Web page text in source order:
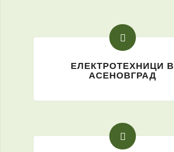
ЕЛЕКТРОТЕХНИЦИ В
АСЕНОВГРАД